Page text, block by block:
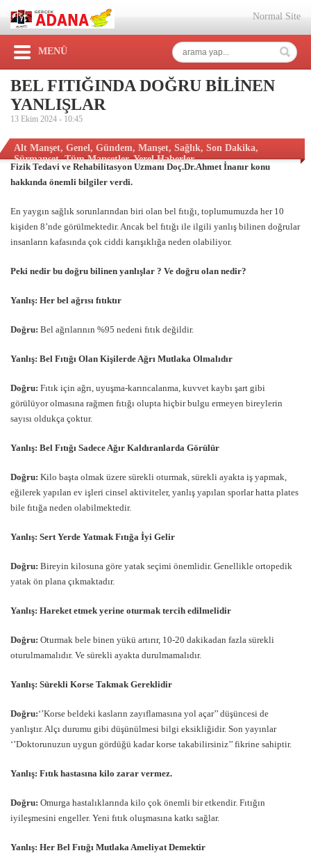
Normal Site
MENÜ
BEL FITIĞINDA DOĞRU BİLİNEN
YANLIŞLAR
13 Ekim 2024 - 10:45
Alt Manşet, Genel, Gündem, Manşet, Sağlık, Son Dakika,
Sürmanşet,Tüm Manşetler,Yerel Haberler
Fizik Tedavi ve Rehabilitasyon Uzmanı Doç.Dr.Ahmet İnanır konu
hakkında önemli bilgiler verdi.
En yaygın sağlık sorunlarından biri olan bel fıtığı, toplumumuzda her 10
kişiden 8’nde görülmektedir. Ancak bel fıtığı ile ilgili yanlış bilinen doğrular
insanların kafasında çok ciddi karışıklığa neden olabiliyor.
Peki nedir bu doğru bilinen yanlışlar ? Ve doğru olan nedir?
Yanlış: Her bel ağrısı fıtıktır
Doğru: Bel ağrılarının %95 nedeni fıtık değildir.
Yanlış: Bel Fıtığı Olan Kişilerde Ağrı Mutlaka Olmalıdır
Doğru: Fıtık için ağrı, uyuşma-karıncalanma, kuvvet kaybı şart gibi
görülüyor olmasına rağmen fıtığı olupta hiçbir bulgu ermeyen bireylerin
sayısı oldukça çoktur.
Yanlış: Bel Fıtığı Sadece Ağır Kaldıranlarda Görülür
Doğru: Kilo başta olmak üzere sürekli oturmak, sürekli ayakta iş yapmak,
eğilerek yapılan ev işleri cinsel aktiviteler, yanlış yapılan sporlar hatta plates
bile fıtığa neden olabilmektedir.
Yanlış: Sert Yerde Yatmak Fıtığa İyi Gelir
Doğru: Bireyin kilosuna göre yatak seçimi önemlidir. Genellikle ortopedik
yatak ön plana çıkmaktadır.
Yanlış: Hareket etmek yerine oturmak tercih edilmelidir
Doğru: Oturmak bele binen yükü artırır, 10-20 dakikadan fazla sürekli
oturulmamalıdır. Ve sürekli ayakta durulmamalıdır.
Yanlış: Sürekli Korse Takmak Gereklidir
Doğru:‘’Korse beldeki kasların zayıflamasına yol açar’’ düşüncesi de
yanlıştır. Alçı durumu gibi düşünülmesi bilgi eksikliğidir. Son yayınlar
‘’Doktorunuzun uygun gördüğü kadar korse takabilirsiniz’’ fikrine sahiptir.
Yanlış: Fıtık hastasına kilo zarar vermez.
Doğru: Omurga hastalıklarında kilo çok önemli bir etkendir. Fıtığın
iyileşmesini engeller. Yeni fıtık oluşmasına katkı sağlar.
Yanlış: Her Bel Fıtığı Mutlaka Ameliyat Demektir